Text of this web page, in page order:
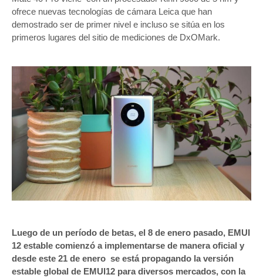
ofrece nuevas tecnologías de cámara Leica que han
demostrado ser de primer nivel e incluso se sitúa en los
primeros lugares del sitio de mediciones de DxOMark.
Luego de un período de betas, el 8 de enero pasado, EMUI
12 estable comienzó a implementarse de manera oficial y
desde este 21 de enero se está propagando la versión
estable global de EMUI12 para diversos mercados, con la